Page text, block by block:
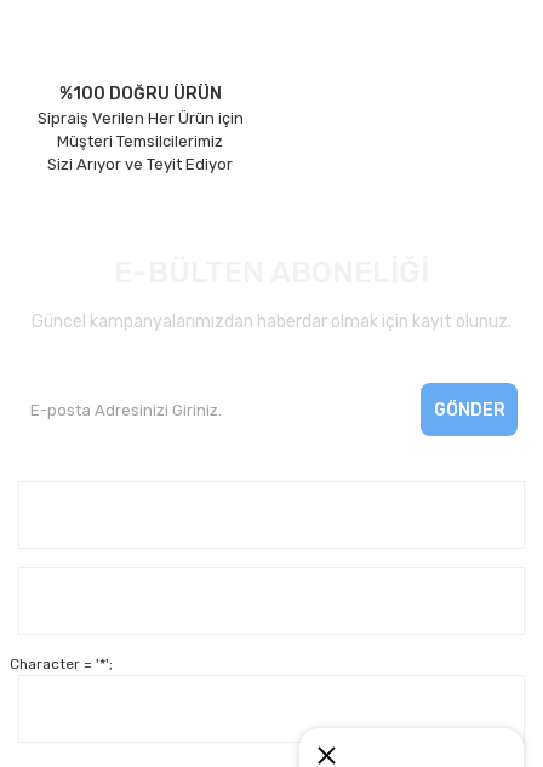
%100 DOĞRU ÜRÜN
Sipraiş Verilen Her Ürün için
Müşteri Temsilcilerimiz
Sizi Arıyor ve Teyit Ediyor
Güncel kampanyalarımızdan haberdar olmak için kayıt olunuz.
GÖNDER
Character = '*';